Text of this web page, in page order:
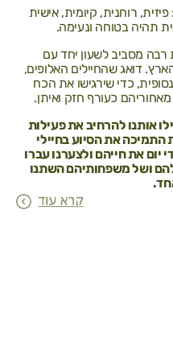
רוחנית, קיומית, אישית
תהיה בטוחה ונעימה.
רבה מסביב לשעון יחד עם
דואג שהחיילים האלופים,
כדי שירגישו את הכח
כעורף חזק ואיתן.
אותנו להרחיב את פעילות
התמיכה את הסיוע בחיילי
יום את חייהם ולצערנו עברו
ושל משפחותיהם השתנו